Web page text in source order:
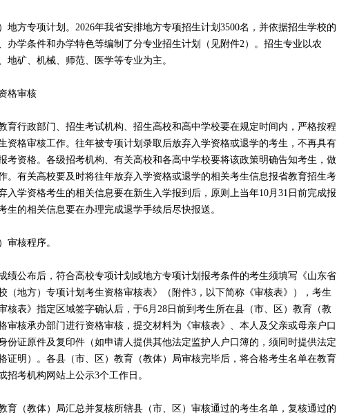
方专项计划。2026年我省安排地方专项招生计划3500名，并依据招生学校的
办学条件和办学特色等编制了分专业招生计划（见附件2）。招生专业以农
地矿、机械、师范、医学等专业为主。
审核
行政部门、招生考试机构、招生高校和高中学校要在规定时间内，严格按程
资格审核工作。往年被专项计划录取后放弃入学资格或退学的考生，不再具有
考资格。各级招考机构、有关高校和各高中学校要将该政策明确告知考生，做
。有关高校要及时将往年放弃入学资格或退学的相关考生信息报省教育招生考
入学资格考生的相关信息要在新生入学报到后，原则上当年10月31日前完成报
生的相关信息要在办理完成退学手续后尽快报送。
核程序。
公布后，符合高校专项计划或地方专项计划报考条件的考生须填写《山东省
（地方）专项计划考生资格审核表》（附件3，以下简称《审核表》），考生
核表》指定区域签字确认后，于6月28日前到考生所在县（市、区）教育（教
审核承办部门进行资格审核，提交材料为《审核表》、本人及父亲或母亲户口
份证原件及复印件（如申请人提供其他法定监护人户口簿的，须同时提供法定
证明）。各县（市、区）教育（教体）局审核完毕后，将合格考生名单在教育
招考机构网站上公示3个工作日。
（教体）局汇总并复核所辖县（市、区）审核通过的考生名单，复核通过的